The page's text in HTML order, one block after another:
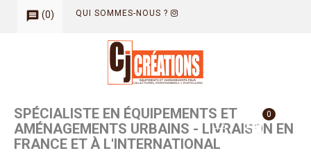
QUI SOMMES-NOUS ?
message (0)
0
SPÉCIALISTE EN ÉQUIPEMENTS ET
AMÉNAGEMENTS URBAINS - LIVRAISON EN
FRANCE ET À L'INTERNATIONAL